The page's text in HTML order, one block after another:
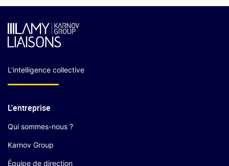
L’intelligence collective
L'entreprise
Qui sommes-nous ?
Karnov Group
Équipe de direction